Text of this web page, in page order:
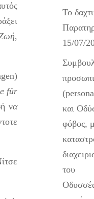
,
für
να
Το
15/07/
και
φόβος,
του